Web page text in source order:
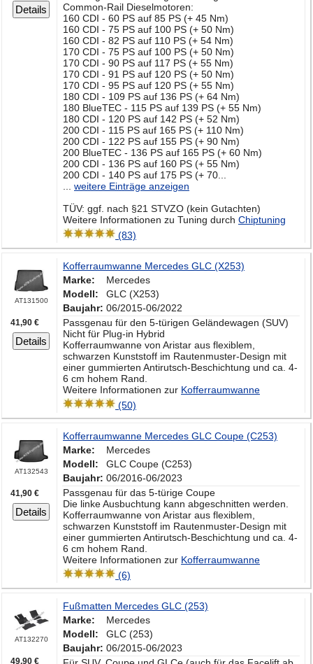
Details
Common-Rail Dieselmotoren:
160 CDI - 60 PS auf 85 PS (+ 45 Nm)
160 CDI - 75 PS auf 100 PS (+ 50 Nm)
160 CDI - 82 PS auf 110 PS (+ 54 Nm)
170 CDI - 75 PS auf 100 PS (+ 50 Nm)
170 CDI - 90 PS auf 117 PS (+ 55 Nm)
170 CDI - 91 PS auf 120 PS (+ 50 Nm)
170 CDI - 95 PS auf 120 PS (+ 55 Nm)
180 CDI - 109 PS auf 136 PS (+ 64 Nm)
180 BlueTEC - 115 PS auf 139 PS (+ 55 Nm)
180 CDI - 120 PS auf 142 PS (+ 52 Nm)
200 CDI - 115 PS auf 165 PS (+ 110 Nm)
200 CDI - 122 PS auf 155 PS (+ 90 Nm)
200 BlueTEC - 136 PS auf 165 PS (+ 60 Nm)
200 CDI - 136 PS auf 160 PS (+ 55 Nm)
200 CDI - 140 PS auf 175 PS (+ 70...
... weitere Einträge anzeigen
TÜV: ggf. nach §21 STVZO (kein Gutachten)
Weitere Informationen zu Tuning durch Chiptuning
(83)
AT131500
41,90 €
Details
Kofferraumwanne Mercedes GLC (X253)
Marke:
Mercedes
Modell:
GLC (X253)
Baujahr: 06/2015-06/2022
Passgenau für den 5-türigen Geländewagen (SUV)
Nicht für Plug-in Hybrid
Kofferraumwanne von Aristar aus flexiblem,
schwarzen Kunststoff im Rautenmuster-Design mit
einer gummierten Antirutsch-Beschichtung und ca. 4-
6 cm hohem Rand.
Weitere Informationen zur Kofferraumwanne
(50)
AT132543
41,90 €
Details
Kofferraumwanne Mercedes GLC Coupe (C253)
Marke:
Mercedes
Modell:
GLC Coupe (C253)
Baujahr: 06/2016-06/2023
Passgenau für das 5-türige Coupe
Die linke Ausbuchtung kann abgeschnitten werden.
Kofferraumwanne von Aristar aus flexiblem,
schwarzen Kunststoff im Rautenmuster-Design mit
einer gummierten Antirutsch-Beschichtung und ca. 4-
6 cm hohem Rand.
Weitere Informationen zur Kofferraumwanne
(6)
AT132270
49,90 €
Fußmatten Mercedes GLC (253)
Marke:
Mercedes
Modell:
GLC (253)
Baujahr: 06/2015-06/2023